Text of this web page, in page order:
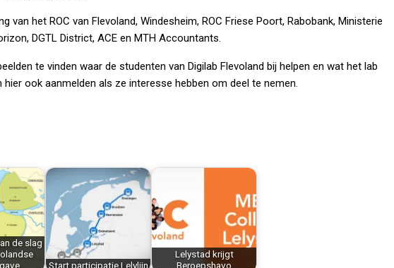
van het ROC van Flevoland, Windesheim, ROC Friese Poort, Rabobank, Ministerie
DGTL District, ACE en MTH Accountants.
te vinden waar de studenten van Digilab Flevoland bij helpen en wat het lab
hier ook aanmelden als ze interesse hebben om deel te nemen.
de slag
Start participatie Lelylijn
Lelystad krijgt
Beroepshavo